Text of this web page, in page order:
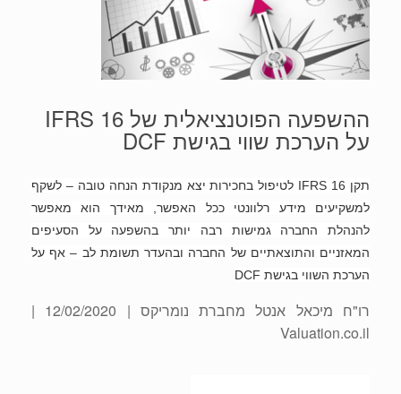
ההשפעה הפוטנציאלית של IFRS 16
על הערכת שווי בגישת DCF
תקן IFRS 16 לטיפול בחכירות יצא מנקודת הנחה טובה – לשקף
למשקיעים מידע רלוונטי ככל האפשר, מאידך הוא מאפשר
להנהלת החברה גמישות רבה יותר בהשפעה על הסעיפים
המאזניים והתוצאתיים של החברה ובהעדר תשומת לב – אף על
הערכת השווי בגישת DCF
רו"ח מיכאל אנטל מחברת נומריקס
| 12/02/2020 |
Valuation.co.il